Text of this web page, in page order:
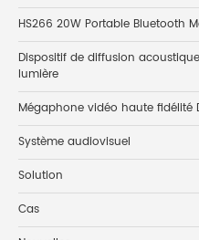
HS266 20W Portable Bluetooth
Dispositif de diffusion acoustique
lumière
Mégaphone vidéo haute fidélité
Système audiovisuel
Solution
Cas